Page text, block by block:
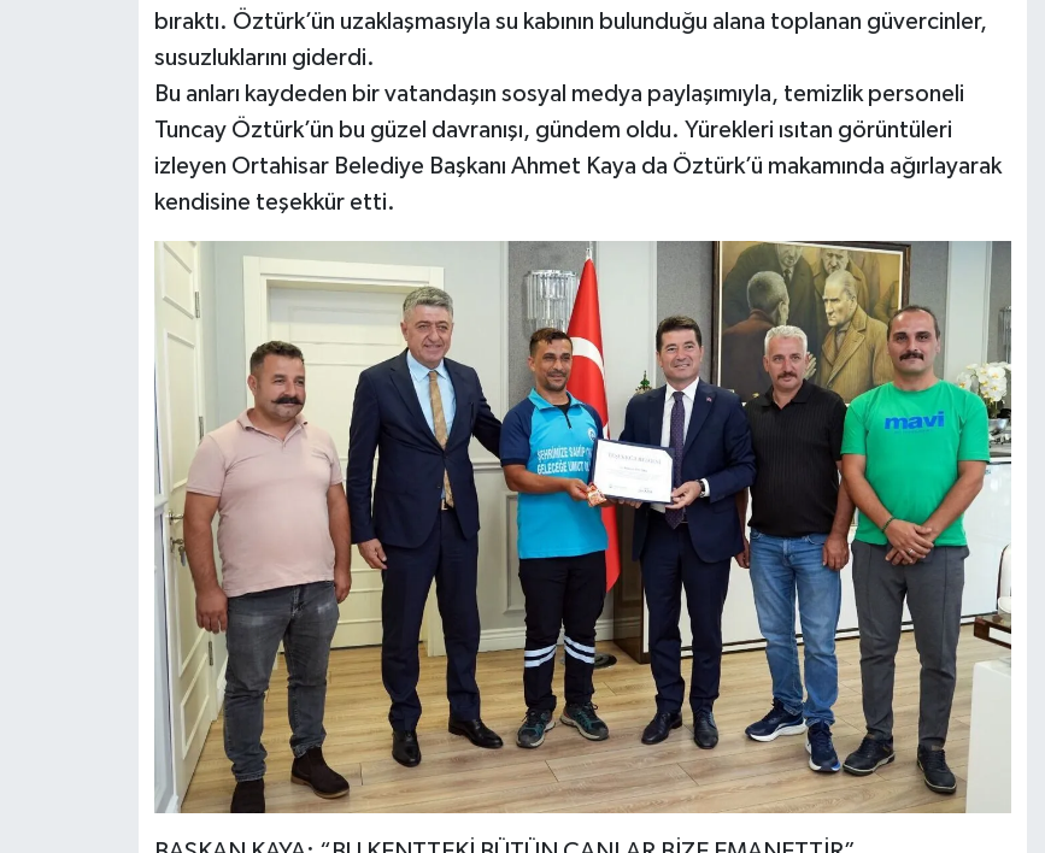
bıraktı. Öztürk’ün uzaklaşmasıyla su kabının bulunduğu alana toplanan güvercinler,
susuzluklarını giderdi.
Bu anları kaydeden bir vatandaşın sosyal medya paylaşımıyla, temizlik personeli
Tuncay Öztürk’ün bu güzel davranışı, gündem oldu. Yürekleri ısıtan görüntüleri
izleyen Ortahisar Belediye Başkanı Ahmet Kaya da Öztürk’ü makamında ağırlayarak
kendisine teşekkür etti.